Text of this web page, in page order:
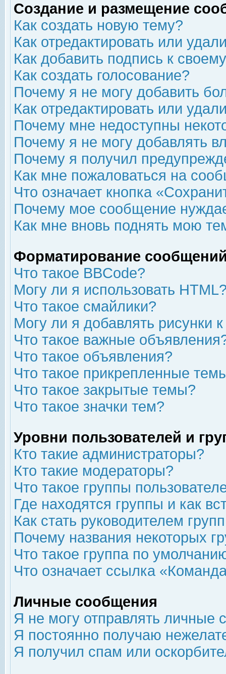
Создание и размещение
Как создать новую тему?
Как отредактировать или
Как добавить подпись к
Как создать голосование?
Почему я не могу добавить
Как отредактировать или
Почему мне недоступны
Почему я не могу добавлять
Почему я получил
Как мне пожаловаться на
Что означает кнопка
Почему мое сообщение
Как мне вновь поднять мою
Форматирование
Что такое BBCode?
Могу ли я использовать
Что такое смайлики?
Могу ли я добавлять рисунки
Что такое важные
Что такое объявления?
Что такое прикрепленные
Что такое закрытые темы?
Что такое значки тем?
Уровни пользователей и
Кто такие администраторы?
Кто такие модераторы?
Что такое группы
Где находятся группы и как
Как стать руководителем
Почему названия некоторых
Что такое группа по
Что означает ссылка
Личные сообщения
Я не могу отправлять личные
Я постоянно получаю
Я получил спам или